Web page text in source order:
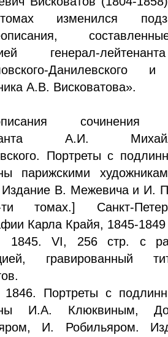
изменился
генерал-
Данилевского
А.В. Висковатова».
сочинения
А.И.
Портреты с
парижскими
В. Межевича и И.
томах.] Санкт-
Карла Крайя, 1845-1849
1845. VI, 256 стр. с
гравированный
1846. Портреты с
И.А. Клюквиным,
И. Робильяром.